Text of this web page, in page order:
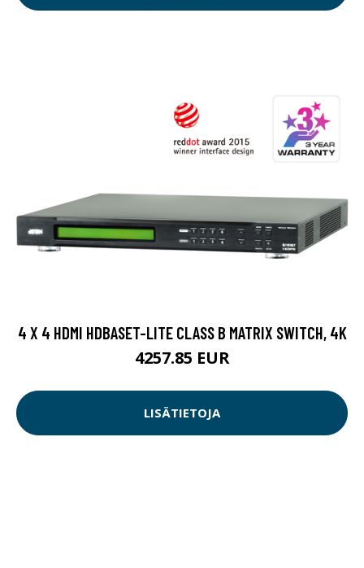
4 X 4 HDMI HDBASET-LITE CLASS B MATRIX SWITCH, 4K
4257.85 EUR
LISÄTIETOJA